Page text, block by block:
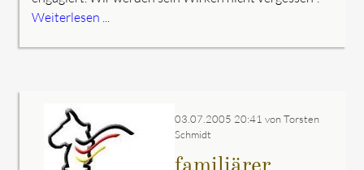
Weiterlesen ...
03.07.2005 20:41 von Torsten
Schmidt